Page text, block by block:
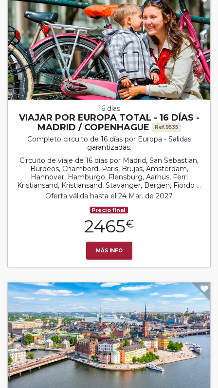
16 días
VIAJAR POR EUROPA TOTAL - 16 DÍAS -
MADRID / COPENHAGUE
Ref.9535
Completo circuito de 16 días por Europa - Salidas
garantizadas.
Circuito de viaje de 16 días por Madrid, San Sebastian,
Burdeos, Chambord, Paris, Brujas, Amsterdam,
Hannover, Hamburgo, Flensburg, Aarhus, Ferri
Kristiansand, Kristiansand, Stavanger, Bergen, Fiordo ...
Oferta válida hasta el 24 Mar. de 2027
Precio final
2465€
MÁS INFO